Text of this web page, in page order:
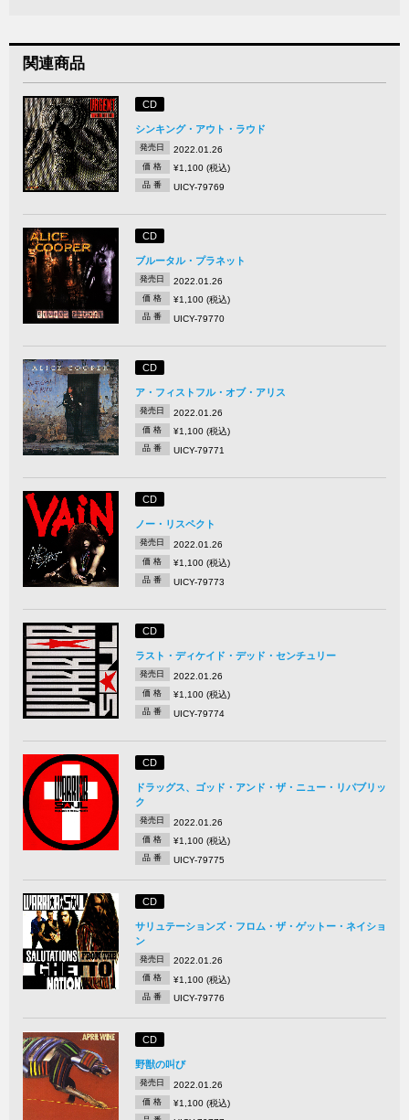
関連商品
CD
シンキング・アウト・ラウド
発売日 2022.01.26
価 格 ¥1,100 (税込)
品 番 UICY-79769
CD
ブルータル・プラネット
発売日 2022.01.26
価 格 ¥1,100 (税込)
品 番 UICY-79770
CD
ア・フィストフル・オブ・アリス
発売日 2022.01.26
価 格 ¥1,100 (税込)
品 番 UICY-79771
CD
ノー・リスペクト
発売日 2022.01.26
価 格 ¥1,100 (税込)
品 番 UICY-79773
CD
ラスト・ディケイド・デッド・センチュリー
発売日 2022.01.26
価 格 ¥1,100 (税込)
品 番 UICY-79774
CD
ドラッグス、ゴッド・アンド・ザ・ニュー・リパブリッ
ク
発売日 2022.01.26
価 格 ¥1,100 (税込)
品 番 UICY-79775
CD
サリュテーションズ・フロム・ザ・ゲットー・ネイショ
ン
発売日 2022.01.26
価 格 ¥1,100 (税込)
品 番 UICY-79776
CD
野獣の叫び
発売日 2022.01.26
価 格 ¥1,100 (税込)